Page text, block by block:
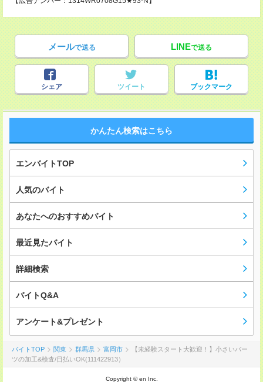
メールで送る LINEで送る
シェア ツイート ブックマーク
かんたん検索はこちら
エンバイトTOP
人気のバイト
あなたへのおすすめバイト
最近見たバイト
詳細検索
バイトQ&A
アンケート&プレゼント
バイトTOP 関東 群馬県 富岡市
【未経験スタート大歓迎！】小さいパー
ツの加工&検査/日払いOK(111422913）
Copyright © en Inc.